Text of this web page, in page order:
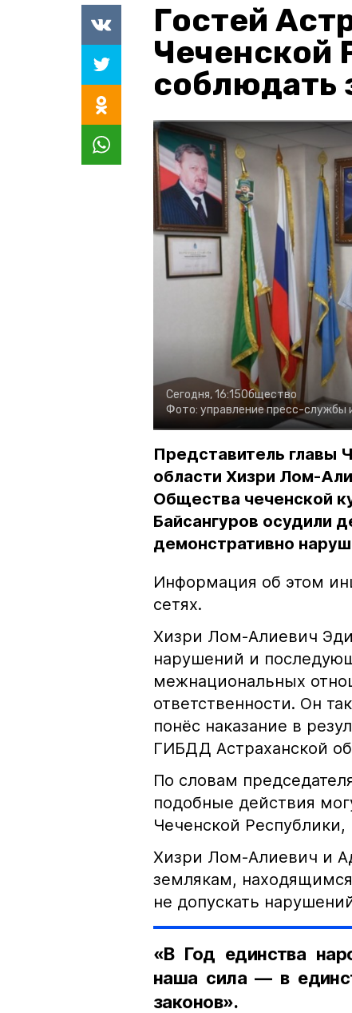
Гостей
Чеченской
соблюдать
Сегодня, 16:15Общество
Фото: управление пресс-службы
Представитель главы
области Хизри Лом-
Общества чеченской
Байсангуров осудили
демонстративно
Информация об этом
сетях.
Хизри Лом-Алиевич
нарушений и
межнациональных
ответственности. Он
понёс наказание в
ГИБДД Астраханской
По словам
подобные действия
Чеченской Республики,
Хизри Лом-Алиевич и
землякам,
не допускать
«В Год единства
наша сила — в
законов».